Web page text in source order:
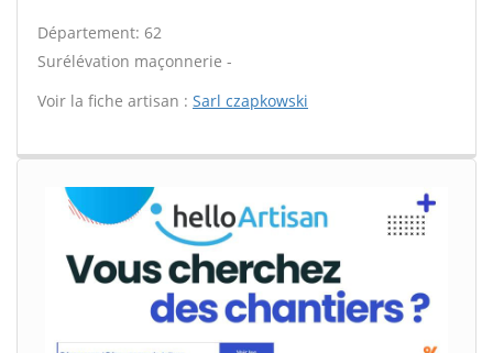
Département: 62
Surélévation maçonnerie -
Voir la fiche artisan : Sarl czapkowski